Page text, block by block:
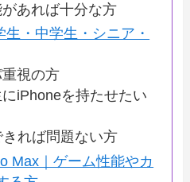
あれば十分な方
・中学生・シニア・
視の方
iPhoneを持たせたい
れば問題ない方
Max｜ゲーム性能やカ